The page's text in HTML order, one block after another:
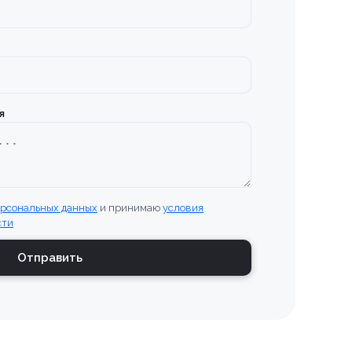
данных и принимаю условия
Отправить